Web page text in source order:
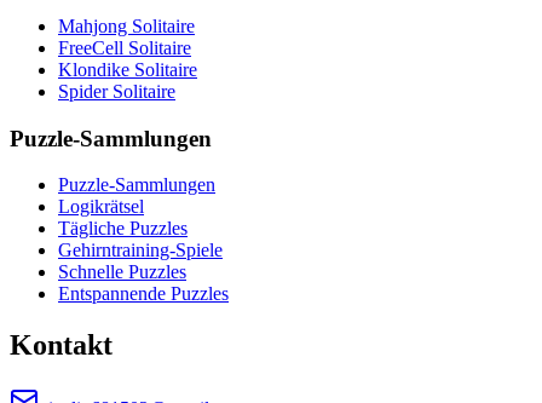
Mahjong Solitaire
FreeCell Solitaire
Klondike Solitaire
Spider Solitaire
Puzzle-Sammlungen
Puzzle-Sammlungen
Logikrätsel
Tägliche Puzzles
Gehirntraining-Spiele
Schnelle Puzzles
Entspannende Puzzles
Kontakt